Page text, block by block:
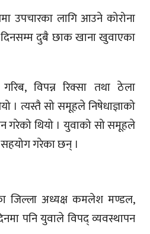
उपचारका लागि आउने कोरोना
दिनसम्म दुबै छाक खाना खुवाएका
विपन्न रिक्सा तथा ठेला
। त्यस्तै सो समूहले निषेधाज्ञाको
गरेको थियो । युवाको सो समूहले
गरेका छन् ।
जिल्ला अध्यक्ष कमलेश मण्डल,
पनि युवाले विपद् व्यवस्थापन